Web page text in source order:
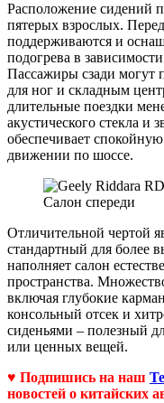
Расположение сидений
пятерых взрослых.
поддерживаются и
подогрева в
Пассажиры сзади могут
для ног и складным
длительные поездки
акустического стекла и
обеспечивает
движении по шоссе.
Салон спереди
Отличительной чертой
стандартный для более
наполняет салон
пространства.
включая глубокие
консольный отсек и
сиденьями – полезный
или ценных вещей.
♥ Подпишись на наш
новостей о китайских